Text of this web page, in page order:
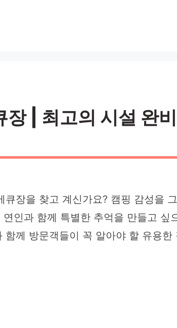
| 최고의 시설 완
장을 찾고 계신가요? 캠핑 감성을
인과 함께 특별한 추억을 만들고 싶
께 방문객들이 꼭 알아야 할 유용